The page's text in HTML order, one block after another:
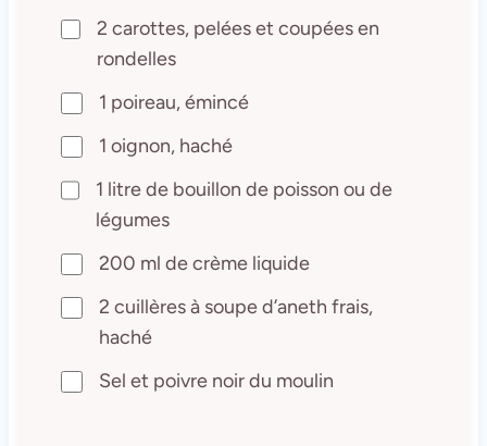
2 carottes, pelées et coupées en
rondelles
1 poireau, émincé
1 oignon, haché
1 litre de bouillon de poisson ou de
légumes
200 ml de crème liquide
2 cuillères à soupe d’aneth frais,
haché
Sel et poivre noir du moulin